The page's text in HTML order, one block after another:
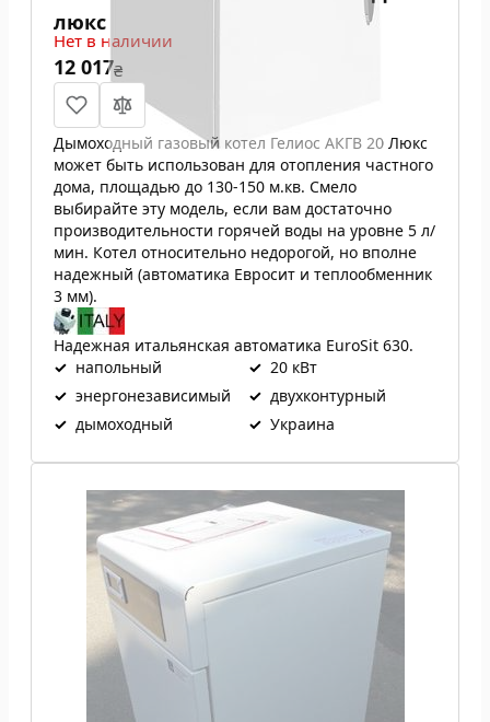
люкс
Нет в наличии
12 017₴
Дымоходный газовый котел Гелиос АКГВ 20 Люкс
может быть использован для отопления частного
дома, площадью до 130-150 м.кв. Смело
выбирайте эту модель, если вам достаточно
производительности горячей воды на уровне 5 л/
мин. Котел относительно недорогой, но вполне
надежный (автоматика Евросит и теплообменник
3 мм).
Надежная итальянская автоматика EuroSit 630.
✓ напольный ✓ 20 кВт
✓ энергонезависимый ✓ двухконтурный
✓ дымоходный ✓ Украина